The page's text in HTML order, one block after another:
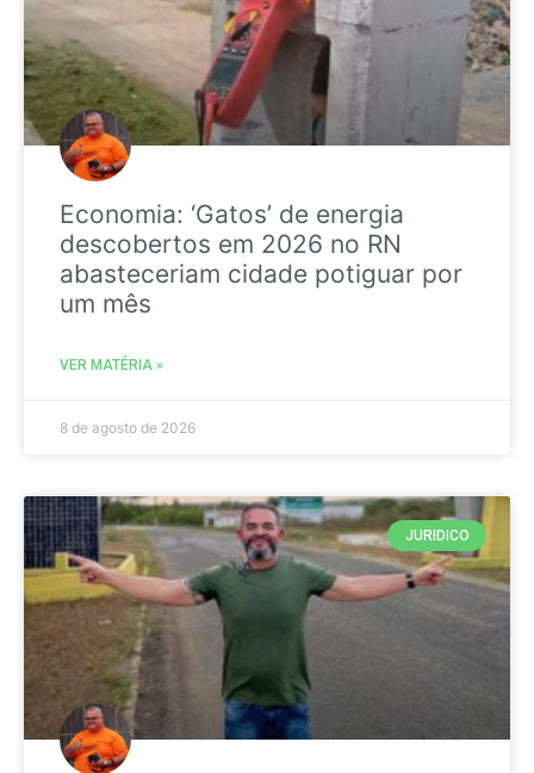
Economia: ‘Gatos’ de energia
descobertos em 2026 no RN
abasteceriam cidade potiguar por
um mês
VER MATÉRIA »
8 de agosto de 2026
JURIDICO